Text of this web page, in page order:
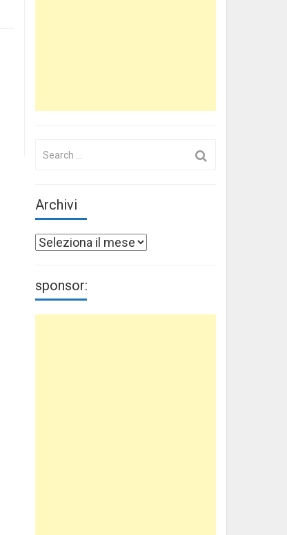
Search
Archivi
Archivi
sponsor: